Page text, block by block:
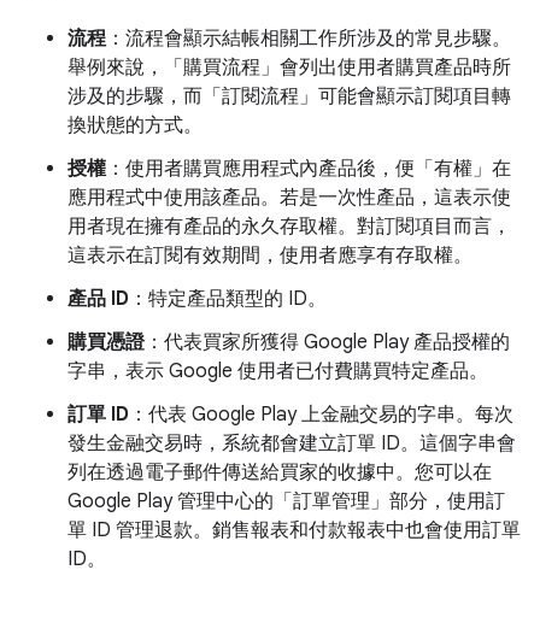
流程 ：流程會顯示結帳相關工作所涉及的常見步驟。
舉例來說，「購買流程」 會列出使用者購買產品時所
涉及的步驟，而「訂閱流程」 可能會顯示訂閱項目轉
換狀態的方式。
授權 ：使用者購買應用程式內產品後，便「有權」 在
應用程式中使用該產品。若是一次性產品，這表示使
用者現在擁有產品的永久存取權。對訂閱項目而言，
這表示在訂閱有效期間，使用者應享有存取權。
產品 ID ：特定產品類型的 ID。
購買憑證：代表買家所獲得 Google Play 產品授權的
字串，表示 Google 使用者已付費購買特定產品。
訂單 ID ：代表 Google Play 上金融交易的字串。每次
發生金融交易時，系統都會建立訂單 ID。這個字串會
列在透過電子郵件傳送給買家的收據中。您可以在
Google Play 管理中心的「訂單管理」 部分，使用訂
單 ID 管理退款。銷售報表和付款報表中也會使用訂單
ID。